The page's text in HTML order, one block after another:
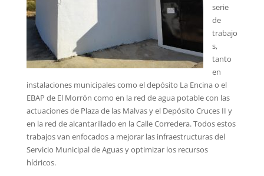
serie
de
trabajo
s,
tanto
en
instalaciones municipales como el depósito La Encina o el
EBAP de El Morrón como en la red de agua potable con las
actuaciones de Plaza de las Malvas y el Depósito Cruces II y
en la red de alcantarillado en la Calle Corredera. Todos estos
trabajos van enfocados a mejorar las infraestructuras del
Servicio Municipal de Aguas y optimizar los recursos
hídricos.